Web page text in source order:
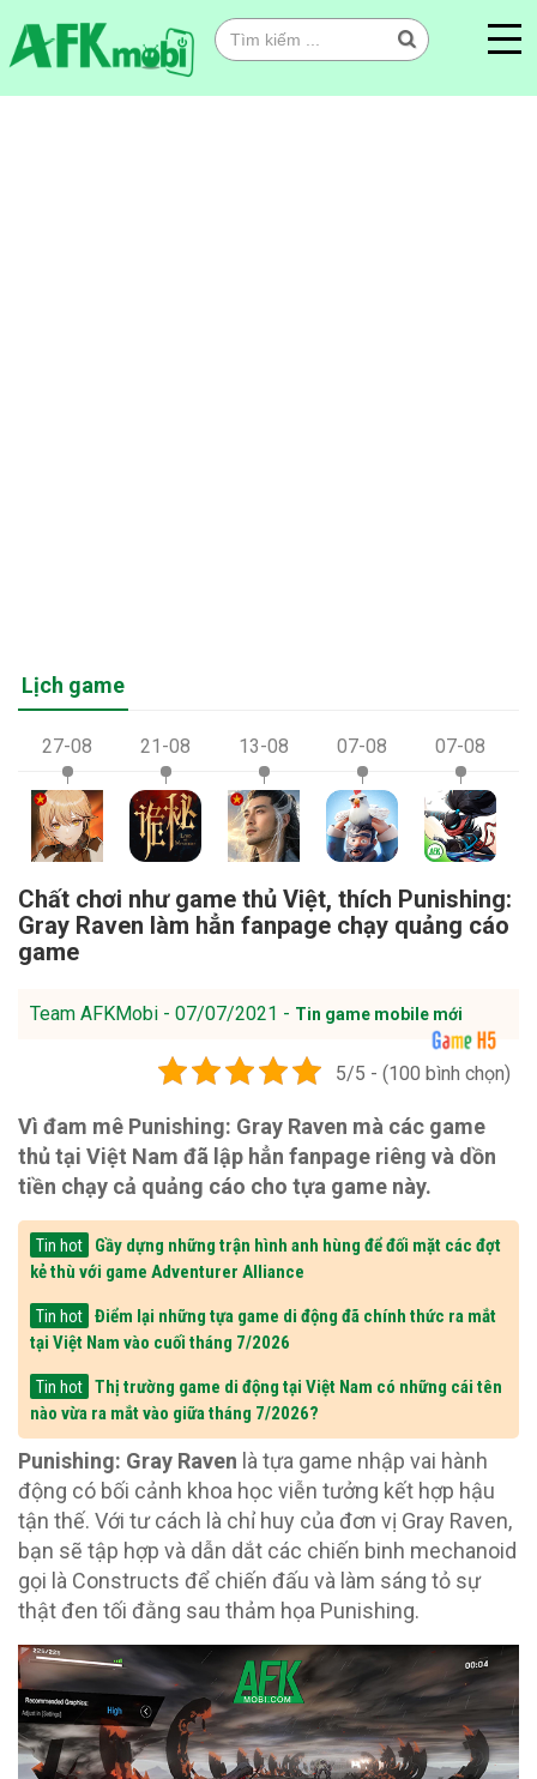
Lịch game
27-08 21-08 13-08 07-08 07-08
Chất chơi như game thủ Việt, thích Punishing:
Gray Raven làm hẳn fanpage chạy quảng cáo
game
Team AFKMobi - 07/07/2021 - Tin game mobile mới
5/5 - (100 bình chọn)
Vì đam mê Punishing: Gray Raven mà các game
thủ tại Việt Nam đã lập hẳn fanpage riêng và dồn
tiền chạy cả quảng cáo cho tựa game này.
Tin hot
Gầy dựng những trận hình anh hùng để đối mặt các đợt
kẻ thù với game Adventurer Alliance
Tin hot
Điểm lại những tựa game di động đã chính thức ra mắt
tại Việt Nam vào cuối tháng 7/2026
Tin hot
Thị trường game di động tại Việt Nam có những cái tên
nào vừa ra mắt vào giữa tháng 7/2026?
Punishing: Gray Raven là tựa game nhập vai hành
động có bối cảnh khoa học viễn tưởng kết hợp hậu
tận thế. Với tư cách là chỉ huy của đơn vị Gray Raven,
bạn sẽ tập hợp và dẫn dắt các chiến binh mechanoid
gọi là Constructs để chiến đấu và làm sáng tỏ sự
thật đen tối đằng sau thảm họa Punishing.